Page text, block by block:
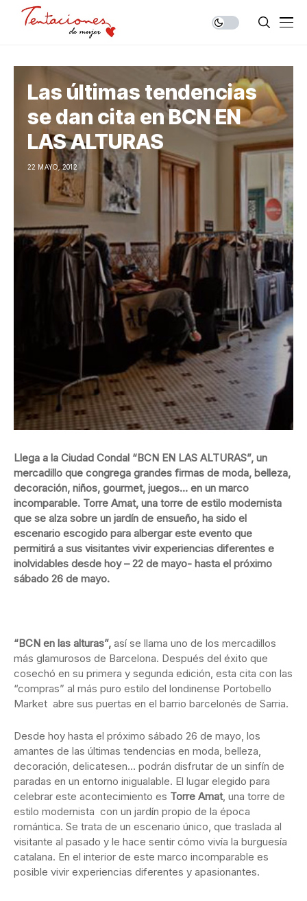
Las últimas tendencias
se dan cita en BCN EN
LAS ALTURAS
22 MAYO, 2012
Llega a la Ciudad Condal “BCN EN LAS ALTURAS”, un
mercadillo que congrega grandes firmas de moda, belleza,
decoración, niños, gourmet, juegos… en un marco
incomparable. Torre Amat, una torre de estilo modernista
que se alza sobre un jardín de ensueño, ha sido el
escenario escogido para albergar este evento que
permitirá a sus visitantes vivir experiencias diferentes e
inolvidables desde hoy – 22 de mayo- hasta el próximo
sábado 26 de mayo.
“BCN en las alturas”, así se llama uno de los mercadillos
más glamurosos de Barcelona. Después del éxito que
cosechó en su primera y segunda edición, esta cita con las
“compras” al más puro estilo del londinense Portobello
Market abre sus puertas en el barrio barcelonés de Sarria.
Desde hoy hasta el próximo sábado 26 de mayo, los
amantes de las últimas tendencias en moda, belleza,
decoración, delicatesen… podrán disfrutar de un sinfín de
paradas en un entorno inigualable. El lugar elegido para
celebrar este acontecimiento es Torre Amat, una torre de
estilo modernista con un jardín propio de la época
romántica. Se trata de un escenario único, que traslada al
visitante al pasado y le hace sentir cómo vivía la burguesía
catalana. En el interior de este marco incomparable es
posible vivir experiencias diferentes y apasionantes.